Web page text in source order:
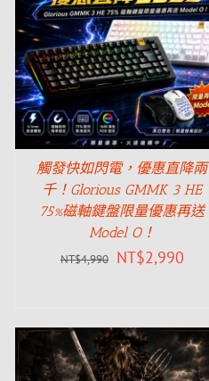
觸發快如閃電，優惠直降兩
千！Glorious GMMK 3 HE
75%磁軸鍵盤限量優惠再送
Model O！
NT$4,990 NT$2,990